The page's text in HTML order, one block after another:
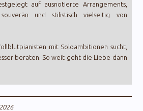
auf ausnotierte Arrangements,
und stilistisch vielseitig von
mit Soloambitionen sucht,
beraten. So weit geht die Liebe dann